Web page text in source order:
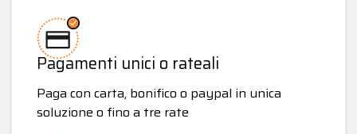
Pagamenti unici o rateali
Paga con carta, bonifico o paypal in unica
soluzione o fino a tre rate